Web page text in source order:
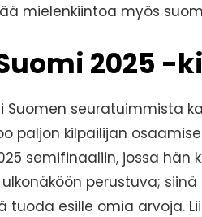
mielenkiintoa myös
2025 -
Suomen seuratuimmista
paljon kilpailijan
semifinaaliin, jossa hän
perustuva;
tuoda esille omia arvoja.